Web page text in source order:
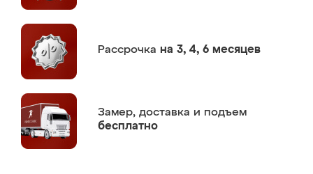
Рассрочка на 3, 4, 6 месяцев
Замер, доставка и подъем
бесплатно